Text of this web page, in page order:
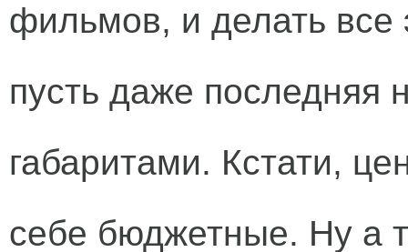
фильмов, и делать все
пусть даже последняя
габаритами. Кстати,
себе бюджетные. Ну а